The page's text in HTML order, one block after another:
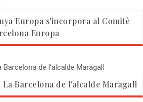
Europa s'incorpora al Comitè
Europa
La Barcelona de l'alcalde Maragall